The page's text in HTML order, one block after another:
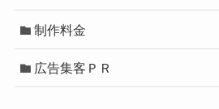
制作料金
広告集客ＰＲ